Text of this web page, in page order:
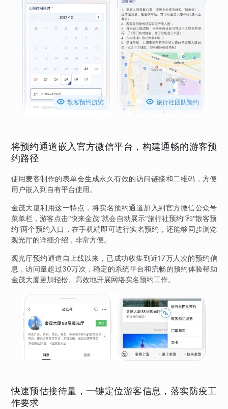
 散客预约游览  旅行社团队预约
将预约通道嵌入官方微信平台，构建通畅的游客预
约路径
使用麦客制作的表单会生成永久有效的访问链接和二维码，方便
用户嵌入到自有平台使用。
金茂大厦利用这一特点，将实名预约通道加入到官方微信公众号
菜单栏，游客点击“快来金茂”就会自动展示“旅行社预约”和“散客预
约”两个预约入口，在手机端即可进行实名预约，还能够同步浏览
观光厅的详细介绍，非常方便。
观光厅预约通道自上线以来，已成功收集到近17万人次的预约信
息，访问量超过30万次，稳定的系统平台和流畅的预约体验帮助
金茂大厦更加轻松、高效地开展网络实名预约工作。
快速预估接待量，一键定位游客信息，落实防疫工
作要求